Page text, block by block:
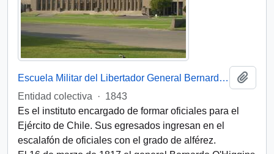
Escuela Militar del Libertador General Bernardo O’Higgins (Chile)
Entidad colectiva
· 1843
Es el instituto encargado de formar oficiales para el
Ejército de Chile. Sus egresados ingresan en el
escalafón de oficiales con el grado de alférez.